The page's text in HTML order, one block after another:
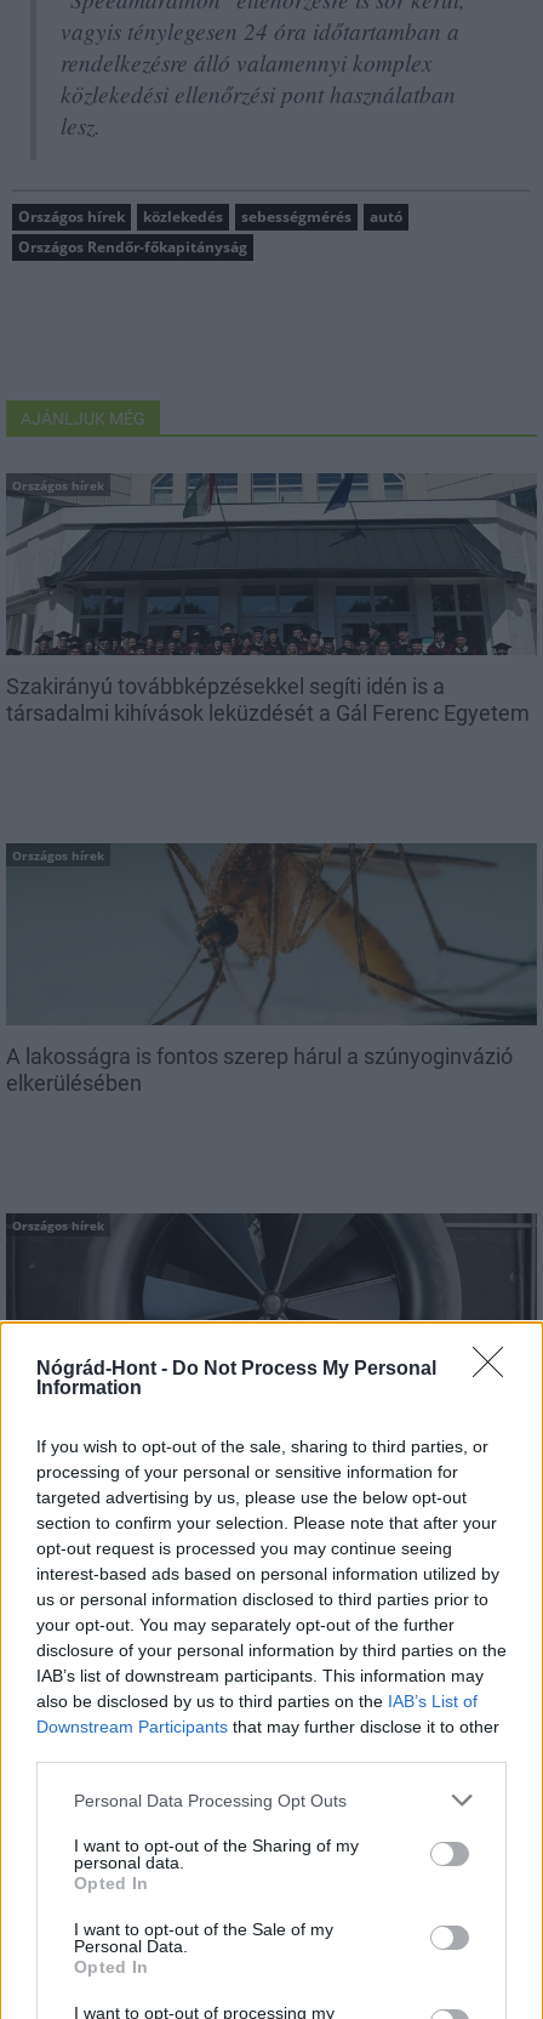
Nógrád-Hont - Do Not Process My Personal
Information
If you wish to opt-out of the sale, sharing to third parties, or
processing of your personal or sensitive information for
targeted advertising by us, please use the below opt-out
section to confirm your selection. Please note that after your
opt-out request is processed you may continue seeing
interest-based ads based on personal information utilized by
us or personal information disclosed to third parties prior to
your opt-out. You may separately opt-out of the further
disclosure of your personal information by third parties on the
IAB’s list of downstream participants. This information may
also be disclosed by us to third parties on the IAB’s List of
Downstream Participants that may further disclose it to other
Please note that this website/app uses one or more Google
not limited to your visit or usage behaviour. You may click to
grant or deny consent to Google and its third-party tags to
use your data for below specified purposes in below Google
consent section.
Personal Data Processing Opt Outs
I want to opt-out of the Sharing of my
personal data.
Opted In
I want to opt-out of the Sale of my
Personal Data.
Opted In
I want to opt-out of processing my
vagyis ténylegesen 24 óra időtartamban a
rendelkezésre álló valamennyi komplex
közlekedési ellenőrzési pont használatban
lesz.
Országos hírek közlekedés sebességmérés
autó
Országos Rendőr-főkapitányság
AJÁNLJUK MÉG
Országos hírek
Szakirányú továbbképzésekkel segíti idén is a
társadalmi kihívások leküzdését a Gál Ferenc Egyetem
Országos hírek
A lakosságra is fontos szerep hárul a szúnyoginvázió
elkerülésében
Országos hírek
energiakrízis kezelésére
MAGYAR ÉPÍTŐK
Mi épül?